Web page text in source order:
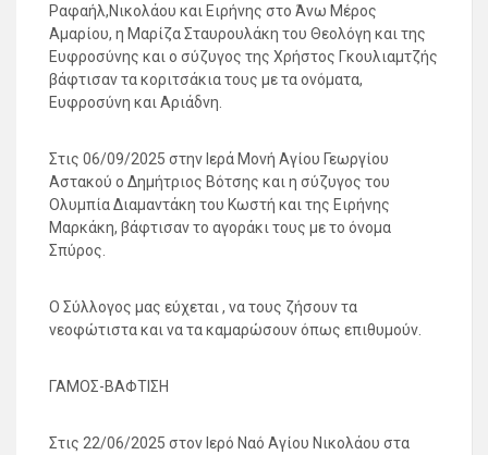
Ραφαήλ,Νικολάου και Ειρήνης στο Άνω Μέρος
Αμαρίου, η Μαρίζα Σταυρουλάκη του Θεολόγη και της
Ευφροσύνης και ο σύζυγος της Χρήστος Γκουλιαμτζής
βάφτισαν τα κοριτσάκια τους με τα ονόματα,
Ευφροσύνη και Αριάδνη.
Στις 06/09/2025 στην Ιερά Μονή Αγίου Γεωργίου
Αστακού ο Δημήτριος Βότσης και η σύζυγος του
Ολυμπία Διαμαντάκη του Κωστή και της Ειρήνης
Μαρκάκη, βάφτισαν το αγοράκι τους με το όνομα
Σπύρος.
Ο Σύλλογος μας εύχεται , να τους ζήσουν τα
νεοφώτιστα και να τα καμαρώσουν όπως επιθυμούν.
ΓΑΜΟΣ-ΒΑΦΤΙΣΗ
Στις 22/06/2025 στον Ιερό Ναό Αγίου Νικολάου στα